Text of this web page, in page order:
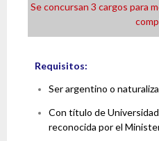
Se concursan 3 cargos para
Requisitos:
Ser argentino o
Con título de
reconocida por el